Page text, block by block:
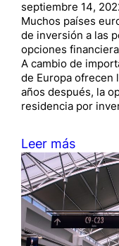
septiembre 14,
Muchos países
de inversión a las
opciones
A cambio de
de Europa ofrecen
años después, la
residencia por
Leer más